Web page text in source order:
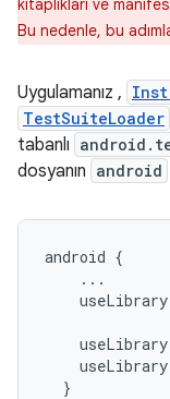
kitaplıkları ve
Bu nedenle, bu
Uygulamanız ,
TestSuiteLoader
tabanlı
dosyanın android
android {
...
useLibrary
useLibrary
useLibrary
}